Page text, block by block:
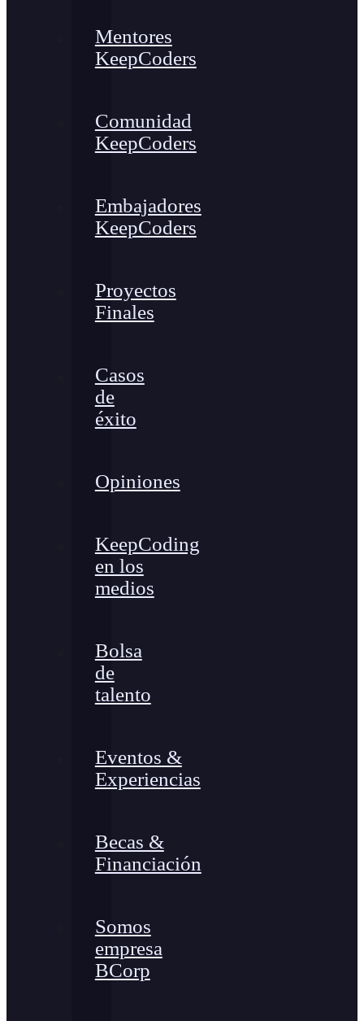
Mentores
KeepCoders
Comunidad
KeepCoders
Embajadores
KeepCoders
Proyectos
Finales
Casos
de
éxito
Opiniones
KeepCoding
en los
medios
Bolsa
de
talento
Eventos &
Experiencias
Becas &
Financiación
Somos
empresa
BCorp